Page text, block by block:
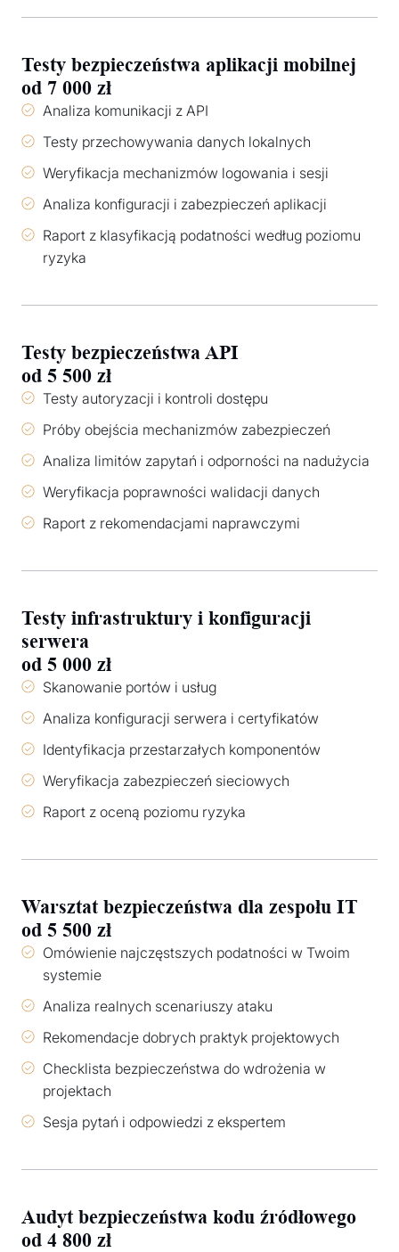
Testy bezpieczeństwa aplikacji mobilnej
od 7 000 zł
Analiza komunikacji z API
Testy przechowywania danych lokalnych
Weryfikacja mechanizmów logowania i sesji
Analiza konfiguracji i zabezpieczeń aplikacji
Raport z klasyfikacją podatności według poziomu
ryzyka
Testy bezpieczeństwa API
od 5 500 zł
Testy autoryzacji i kontroli dostępu
Próby obejścia mechanizmów zabezpieczeń
Analiza limitów zapytań i odporności na nadużycia
Weryfikacja poprawności walidacji danych
Raport z rekomendacjami naprawczymi
Testy infrastruktury i konfiguracji
serwera
od 5 000 zł
Skanowanie portów i usług
Analiza konfiguracji serwera i certyfikatów
Identyfikacja przestarzałych komponentów
Weryfikacja zabezpieczeń sieciowych
Raport z oceną poziomu ryzyka
Warsztat bezpieczeństwa dla zespołu IT
od 5 500 zł
Omówienie najczęstszych podatności w Twoim
systemie
Analiza realnych scenariuszy ataku
Rekomendacje dobrych praktyk projektowych
Checklista bezpieczeństwa do wdrożenia w
projektach
Sesja pytań i odpowiedzi z ekspertem
Audyt bezpieczeństwa kodu źródłowego
od 4 800 zł